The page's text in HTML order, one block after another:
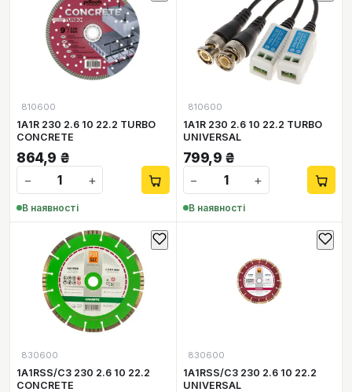
810600
1А1R 230 2.6 10 22.2 TURBO
CONCRETE
864,9 ₴
−
+
В наявності
810600
1А1R 230 2.6 10 22.2 TURBO
UNIVERSAL
799,9 ₴
−
+
В наявності
830600
1А1RSS/C3 230 2.6 10 22.2
CONCRETE
830600
1А1RSS/C3 230 2.6 10 22.2
UNIVERSAL